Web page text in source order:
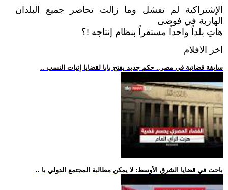
الإشتراكية لم تفشل وما زالت تحاصر جميع البلدان
الهاربة في فوضى
هاتِ بلداً واحداً مستقراً بنظام إنتاجه !؟
اخر الافلام
.. سابقة قضائية في مصر.. حكم جديد يفتح بابا لقضايا إثبات النسب
.. باحث في قضايا الشرق الأوسط: لا يمكن مطالبة المجتمع الدولي با